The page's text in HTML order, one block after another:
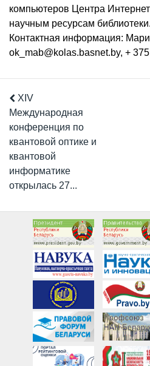
компьютеров Центра
научным ресурсам библиотеки.
Контактная информация:
ok_mab@kolas.basnet.by, +
XIV
Международная
конференция по
квантовой оптике и
квантовой
информатике
открылась 27...